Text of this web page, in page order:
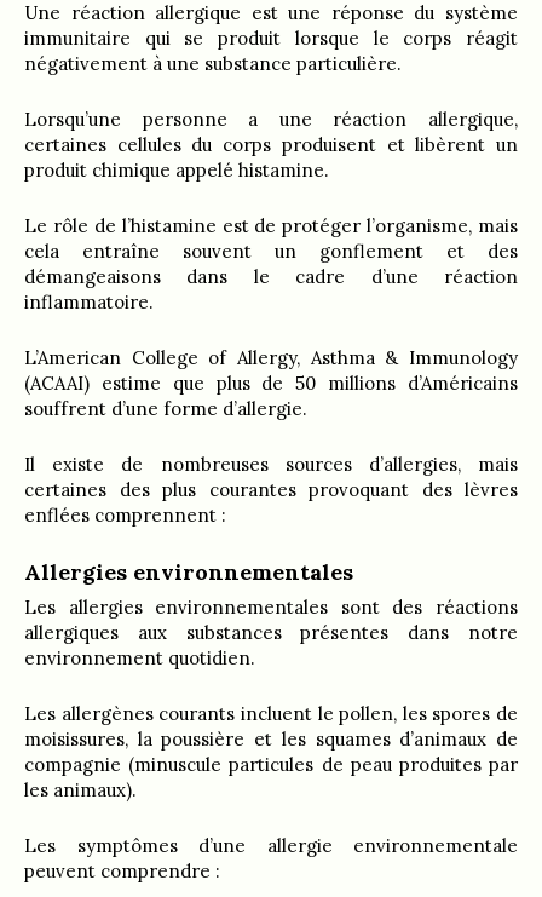
Une réaction allergique est une réponse du système
immunitaire qui se produit lorsque le corps réagit
négativement à une substance particulière.
Lorsqu’une personne a une réaction allergique,
certaines cellules du corps produisent et libèrent un
produit chimique appelé histamine.
Le rôle de l’histamine est de protéger l’organisme, mais
cela entraîne souvent un gonflement et des
démangeaisons dans le cadre d’une réaction
inflammatoire.
L’American College of Allergy, Asthma & Immunology
(ACAAI) estime que plus de 50 millions d’Américains
souffrent d’une forme d’allergie.
Il existe de nombreuses sources d’allergies, mais
certaines des plus courantes provoquant des lèvres
enflées comprennent :
Allergies environnementales
Les allergies environnementales sont des réactions
allergiques aux substances présentes dans notre
environnement quotidien.
Les allergènes courants incluent le pollen, les spores de
moisissures, la poussière et les squames d’animaux de
compagnie (minuscule particules de peau produites par
les animaux).
Les symptômes d’une allergie environnementale
peuvent comprendre :